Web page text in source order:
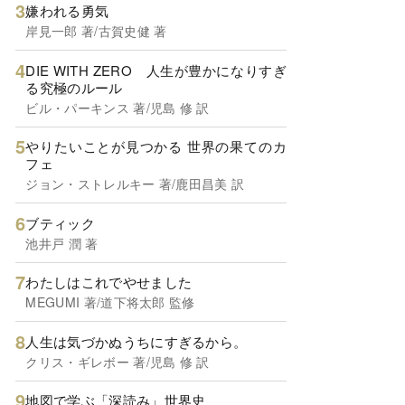
嫌われる勇気
岸見一郎 著/古賀史健 著
DIE WITH ZERO 人生が豊かになりすぎ
る究極のルール
ビル・パーキンス 著/児島 修 訳
やりたいことが見つかる 世界の果てのカ
フェ
ジョン・ストレルキー 著/鹿田昌美 訳
ブティック
池井戸 潤 著
わたしはこれでやせました
MEGUMI 著/道下将太郎 監修
人生は気づかぬうちにすぎるから。
クリス・ギレボー 著/児島 修 訳
地図で学ぶ「深読み」世界史